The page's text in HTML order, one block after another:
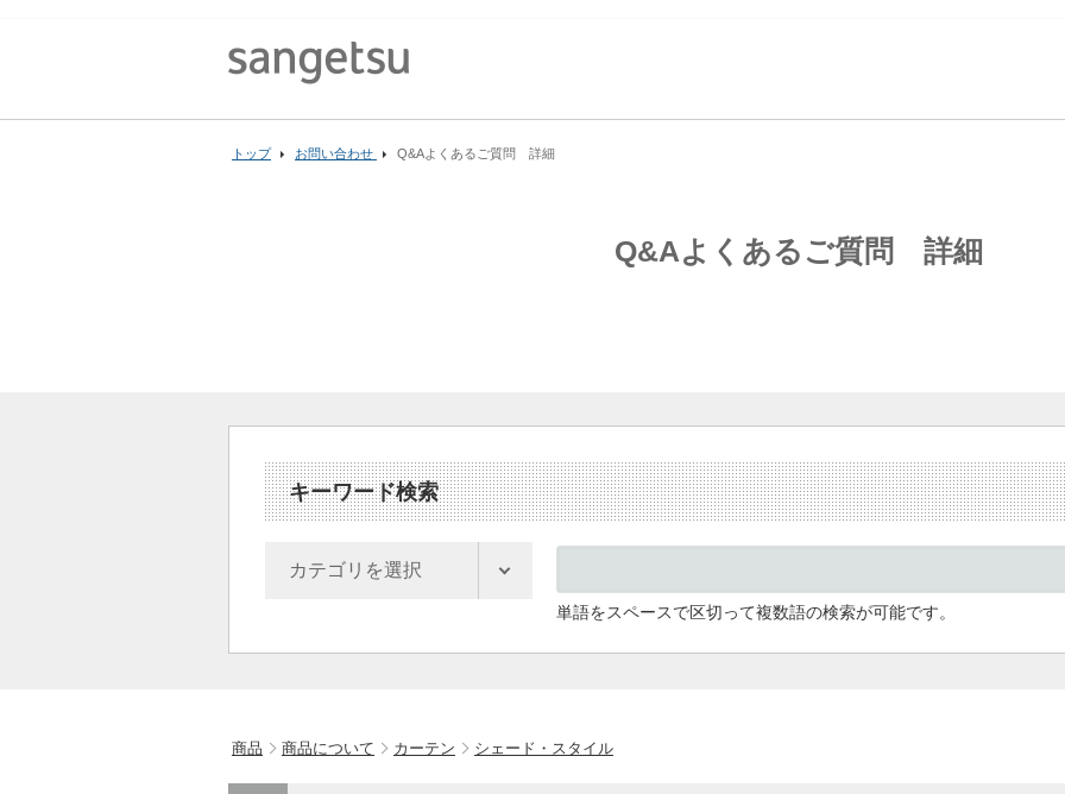
トップ お問い合わせ Q&Aよくあるご質問 詳細
Q&Aよくあるご質問 詳細
キーワード検索
単語をスペースで区切って複数語の検索が可能です。
商品 商品について カーテン シェード・スタイル